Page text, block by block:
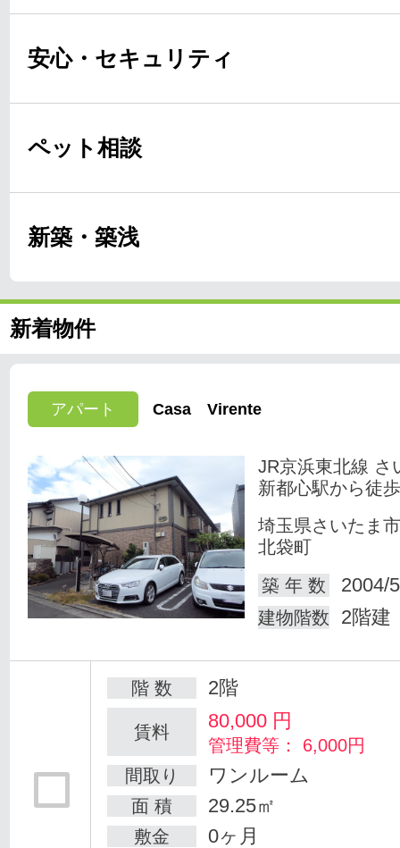
安心・セキュリティ
ペット相談
新築・築浅
新着物件
アパート Casa Virente
JR京浜東北線 さ
新都心駅から徒
埼玉県さいたま
北袋町
築 年 数
2004/
建物階数 2階建
階 数 2階
賃料 80,000 円
管理費等： 6,000円
間取り
ワンルーム
面 積 29.25㎡
敷金 0ヶ月